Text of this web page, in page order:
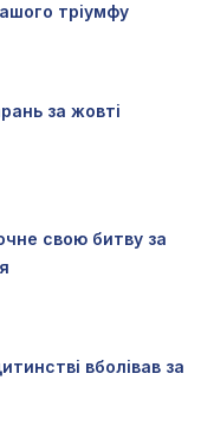
тріумфу
за жовті
свою битву за
вболівав за